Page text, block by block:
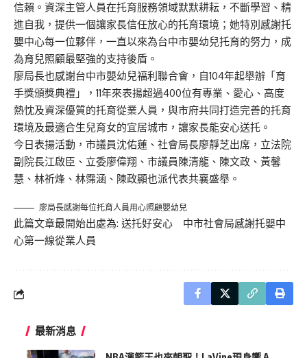
信賴。資深主管人員在托育服務領域默默耕耘，不斷學習、精
進自我，提供一個讓家長信任放心的托育環境；她特別感謝托
嬰中心每一位夥伴，一直以來為台中市嬰幼兒托育的努力，成
為育兒照顧最堅強的支持後盾。
廖局長也感謝台中市嬰幼兒福利聯合會，自104年起舉辦「育
手獎頒獎典禮」，11年來表揚超過400位有專業、愛心、高度
熱忱及資深優質的托育從業人員，與市府共同打造完善的托育
環境及最適合生兒育女的宜居城市，讓家長能安心送托。
今日表揚活動，市議員沈佑蓮、社會局長廖靜芝出席，立法院
副院長江啟臣、立委廖偉翔、市議員陳清龍、陳文政、黃馨
慧、林祈烽、林霈涵、陳政顯也派代表共襄盛舉。
廖局長感謝每位托育人員用心照顧嬰幼兒
此篇文章最開始出處為: 送托好安心 中市社會局感謝托嬰中
心第一線從業人員
最新消息